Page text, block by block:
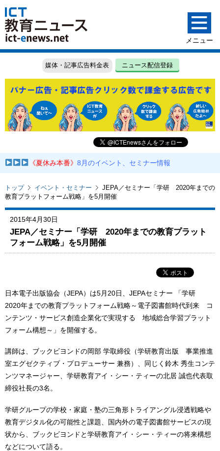
媒体・記事広告料金表 ニュース配信登録
《夏休み本番》8月のイベント、セミナー情報
トップ イベント・セミナー
JEPA／セミナー「学研 2020年までの
教育プラットフォーム戦略」を5月開催
2015年4月30日
JEPA／セミナー「学研 2020年までの教育プラット
フォーム戦略」を5月開催
日本電子出版協会（JEPA）は5月20日、JEPAセミナー 「学研
2020年までの教育プラットフォーム戦略～電子図書館時代到来 コ
ンテンツ・サービス創造企業化で実現する 地域総合学習プラット
フォーム構想～」を開催する。
講師は、ブックビヨンドの岡部 学取締役（学研教育出版 事業推進
室エグゼクティブ・プロデューサー 兼務）、同じく鈴木 秀生コンテ
ンツマネージャー、学研教育アイ・シー・ティーの北居 誠也代表取
締役社長の3名。
学研グループの学校・家庭・塾の三角形トライアングル浸透戦略や
教育デジタル化の可能性と課題、国内外の電子図書館サービスの現
状から、ブックビヨンドと学研教育アイ・シー・ティーの将来構想
などについて語る。